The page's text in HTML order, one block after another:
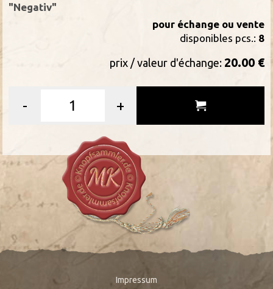
"Negativ"
pour échange ou vente
disponibles pcs.: 8
prix / valeur d'échange: 20.00 €
- +
Impressum